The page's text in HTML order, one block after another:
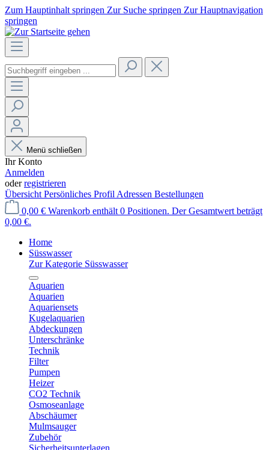
Zum Hauptinhalt springen Zur Suche springen Zur Hauptnavigation
springen
Menü schließen
Ihr Konto
Anmelden
oderregistrieren
Übersicht Persönliches Profil Adressen Bestellungen
0,00 € Warenkorb enthält 0 Positionen. Der Gesamtwert beträgt
0,00 €.
Home
Süsswasser
Zur Kategorie Süsswasser
Aquarien
Aquarien
Aquariensets
Kugelaquarien
Abdeckungen
Unterschränke
Technik
Filter
Pumpen
Heizer
CO2 Technik
Osmoseanlage
Abschäumer
Mulmsauger
Zubehör
Sicherheitsunterlagen